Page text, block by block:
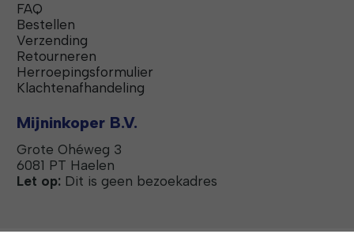
FAQ
Bestellen
Verzending
Retourneren
Herroepingsformulier
Klachtenafhandeling
Mijninkoper B.V.
Grote Ohéweg 3
6081 PT Haelen
Let op: Dit is geen bezoekadres